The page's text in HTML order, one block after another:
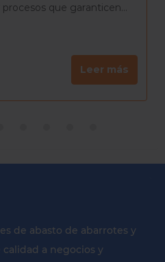
de Reyes, una...
Leer más
de abasto de abarrotes y
a negocios y